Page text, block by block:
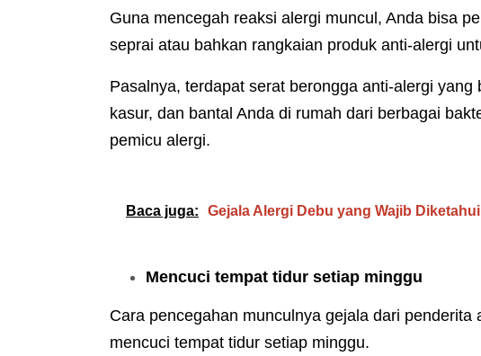
Guna mencegah reaksi alergi muncul, Anda bisa
seprai atau bahkan rangkaian produk anti-alergi
Pasalnya, terdapat serat berongga anti-alergi yang
kasur, dan bantal Anda di rumah dari berbagai
pemicu alergi.
Baca juga: Gejala Alergi Debu yang Wajib
Mencuci tempat tidur setiap minggu
Cara pencegahan munculnya gejala dari penderita
mencuci tempat tidur setiap minggu.